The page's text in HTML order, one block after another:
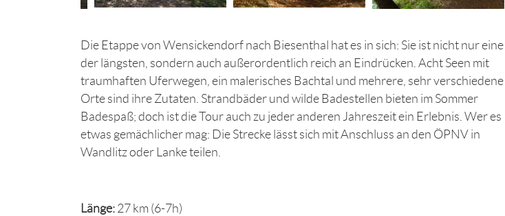
Die Etappe von Wensickendorf nach Biesenthal hat es in sich: Sie ist nicht nur eine
der längsten, sondern auch außerordentlich reich an Eindrücken. Acht Seen mit
traumhaften Uferwegen, ein malerisches Bachtal und mehrere, sehr verschiedene
Orte sind ihre Zutaten. Strandbäder und wilde Badestellen bieten im Sommer
Badespaß; doch ist die Tour auch zu jeder anderen Jahreszeit ein Erlebnis. Wer es
etwas gemächlicher mag: Die Strecke lässt sich mit Anschluss an den ÖPNV in
Wandlitz oder Lanke teilen.
Länge: 27 km (6-7h)